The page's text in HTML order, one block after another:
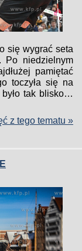
się wygrać seta
Po niedzielnym
pamiętać
toczyła się na
tak blisko…
z tego tematu »